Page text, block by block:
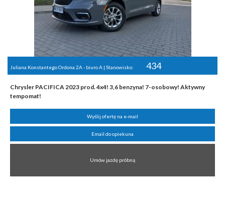
Juliana Konstantego Ordona 2A - biuro A | Stanowisko: 434
Chrysler PACIFICA 2023 prod. 4x4! 3,6 benzyna! 7-osobowy! Aktywny
tempomat!
Wyślij ofertę na e-mail
Email do opiekuna
Umów jazdę próbną